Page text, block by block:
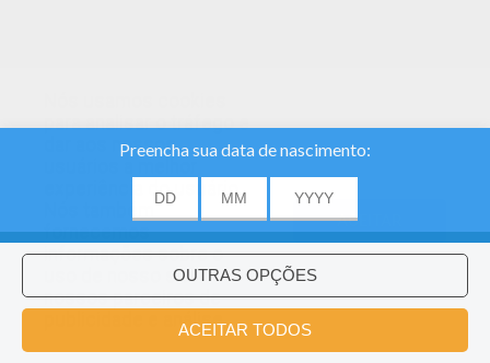
para analisar o tráfego e
dar aos nossos
experiência do usuário.
fornecemos
informações sobre o
uso de nosso site
nossos parceiros de
publicidade e análise.
ACEITAR